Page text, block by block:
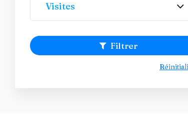
Visites
Filtrer